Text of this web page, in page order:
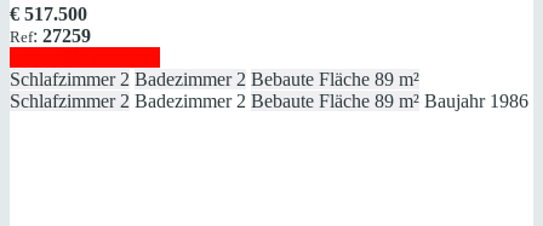
€ 517.500
Ref: 27259
Schlafzimmer 2 Badezimmer 2 Bebaute Fläche 89 m²
Schlafzimmer 2 Badezimmer 2 Bebaute Fläche 89 m² Baujahr 1986